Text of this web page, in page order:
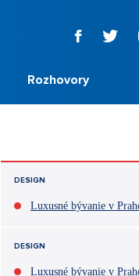
Rozhovory
DESIGN
Luxusné bývanie v
DESIGN
Luxusné bývanie v